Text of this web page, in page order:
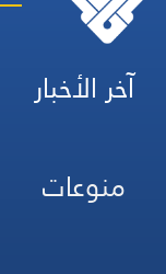
آخر الأخبار
منوعات